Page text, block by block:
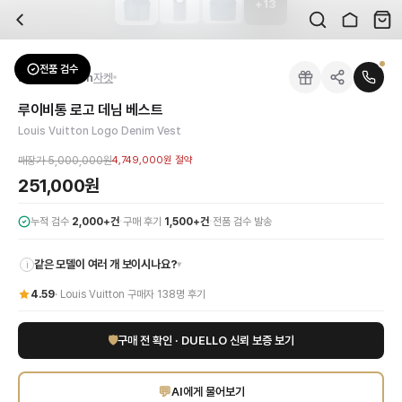
배송은 얼마나 걸리나요?
검수는 어떻게 진행되나요? 검수 사진을 받을 수 있나요?
전문 스태프가 실물 상품을 직접 확인한 후 검수 사진을 제공합니다. 가죽 재질,
교환이나 반품이 가능한가요?
수령 후 7일 이내 신청하시면 상품 하자, 사이즈 불일치, 고객 변심 모두 교환·반
쿠폰과 적립금을 함께 사용할 수 있나요?
네, 쿠폰과 적립금을 결제 시 함께 사용하실 수 있습니다. 적립금은 1,000원 이상
사이즈는 어떻게 선택하나요?
상품 상세의 사이즈 정보를 참고해 선택하시고, 사이즈 선택이 어려우시면 카카오
브랜드:
성별:여성
색상:블루
가격:251,000원
루이비통의 아이코닉한 감각을 담은 로고 데님 베스트로 당신의 룩에 럭셔리한
루이비통 로고 데님 베스트
13
전품 검수
Louis Vuitton자켓
루이비통 로고 데님 베스트
Louis Vuitton Logo Denim Vest
매장가5,000,000원4,749,000원 절약
251,000원
누적 검수 2,000+건·구매 후기 1,500+건· 전품 검수 발송
i 같은 모델이 여러 개 보이시나요?▾
4.59· Louis Vuitton 구매자 138명 후기
🛡구매 전 확인 · DUELLO 신뢰 보증 보기
💬AI에게 물어보기